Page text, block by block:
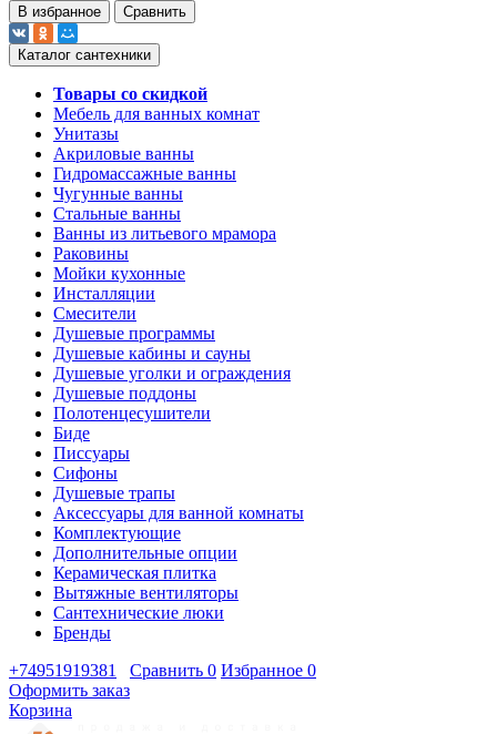
В избранное Сравнить
Каталог сантехники
Товары со скидкой
Мебель для ванных комнат
Унитазы
Акриловые ванны
Гидромассажные ванны
Чугунные ванны
Стальные ванны
Ванны из литьевого мрамора
Раковины
Мойки кухонные
Инсталляции
Смесители
Душевые программы
Душевые кабины и сауны
Душевые уголки и ограждения
Душевые поддоны
Полотенцесушители
Биде
Писсуары
Сифоны
Душевые трапы
Аксессуары для ванной комнаты
Комплектующие
Дополнительные опции
Керамическая плитка
Вытяжные вентиляторы
Сантехнические люки
Бренды
+74951919381
Сравнить 0 Избранное 0
Оформить заказ
Корзина